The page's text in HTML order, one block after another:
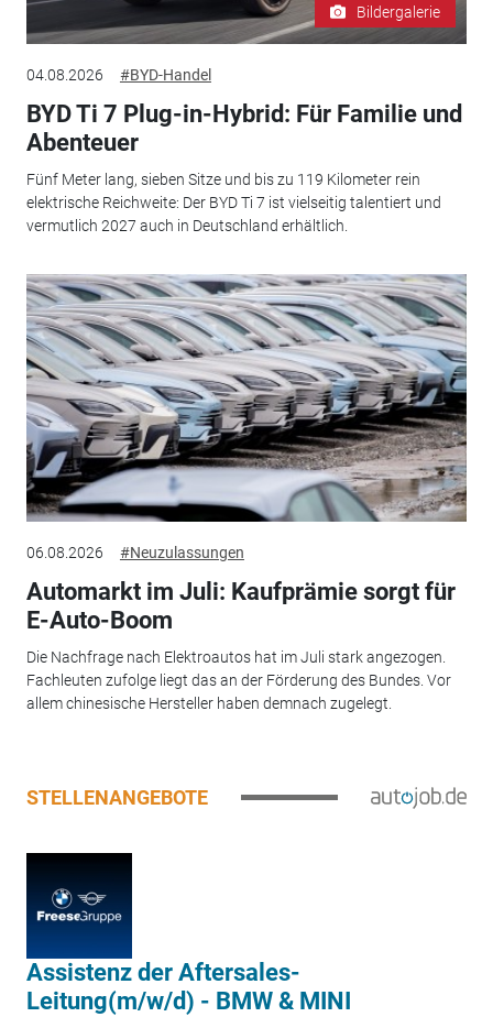
Bildergalerie
04.08.2026 #BYD-Handel
BYD Ti 7 Plug-in-Hybrid: Für Familie und
Abenteuer
Fünf Meter lang, sieben Sitze und bis zu 119 Kilometer rein
elektrische Reichweite: Der BYD Ti 7 ist vielseitig talentiert und
vermutlich 2027 auch in Deutschland erhältlich.
06.08.2026 #Neuzulassungen
Automarkt im Juli: Kaufprämie sorgt für
E-Auto-Boom
Die Nachfrage nach Elektroautos hat im Juli stark angezogen.
Fachleuten zufolge liegt das an der Förderung des Bundes. Vor
allem chinesische Hersteller haben demnach zugelegt.
STELLENANGEBOTE
Assistenz der Aftersales-
Leitung(m/w/d) - BMW & MINI